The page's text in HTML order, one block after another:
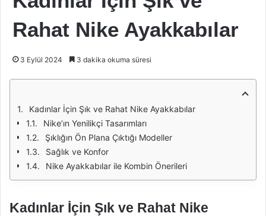
Rahat Nike Ayakkabılar
3 Eylül 2024 3 dakika okuma süresi
Kadınlar İçin Şık ve Rahat Nike Ayakkabılar
Nike’ın Yenilikçi Tasarımları
Şıklığın Ön Plana Çıktığı Modeller
Sağlık ve Konfor
Nike Ayakkabılar ile Kombin Önerileri
Kadınlar İçin Şık ve Rahat Nike